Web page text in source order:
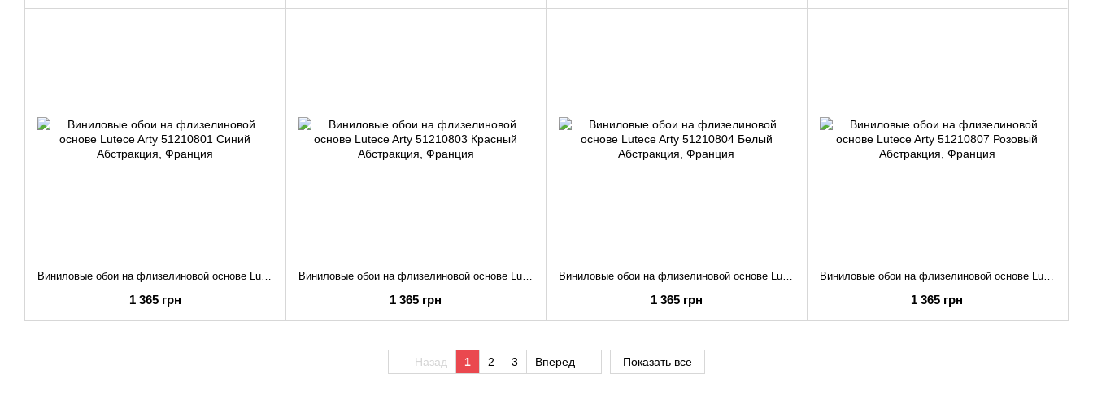
1 365 грн
Виниловые обои на флизелиновой основе Lutece Arty 51210803 Красный Абстракция
1 365 грн 1 365 грн
Виниловые обои на флизелиновой основе Lutece Arty 51210807 Розовый Абстракция
1 365 грн
Назад 1 2 3 Вперед Показать все